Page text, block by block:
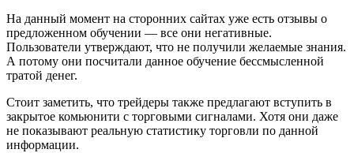
На данный момент на сторонних сайтах уже есть отзывы о
предложенном обучении — все они негативные.
Пользователи утверждают, что не получили желаемые знания.
А потому они посчитали данное обучение бессмысленной
тратой денег.
Стоит заметить, что трейдеры также предлагают вступить в
закрытое комьюнити с торговыми сигналами. Хотя они даже
не показывают реальную статистику торговли по данной
информации.